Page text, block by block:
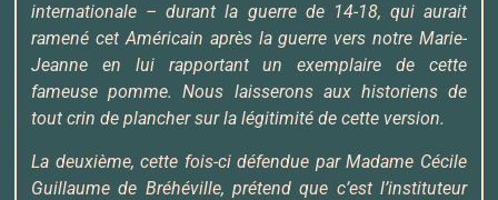
internationale – durant la guerre de 14-18, qui aurait
ramené cet Américain après la guerre vers notre Marie-
Jeanne en lui rapportant un exemplaire de cette
fameuse pomme. Nous laisserons aux historiens de
tout crin de plancher sur la légitimité de cette version.
La deuxième, cette fois-ci défendue par Madame Cécile
Guillaume de Bréhéville, prétend que c’est l’instituteur